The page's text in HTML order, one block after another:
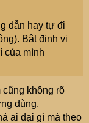
dẫn hay tự đi
Bật định vị
của mình
không rõ
dùng.
ai dại gì mà theo